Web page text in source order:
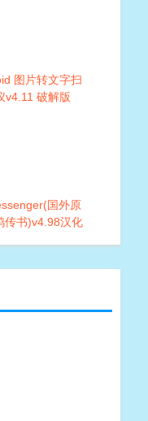
图片转文字扫
v4.11 破解版
国外原
传书)v4.98汉化